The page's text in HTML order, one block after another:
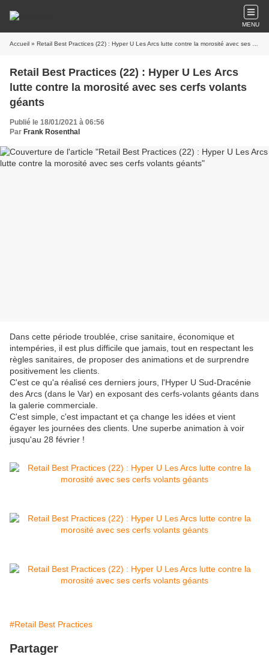
MENU
Accueil » Retail Best Practices (22) : Hyper U Les Arcs lutte contre la morosité avec ses cerfs volants géants
Retail Best Practices (22) : Hyper U Les Arcs
lutte contre la morosité avec ses cerfs volants
géants
Publié le 18/01/2021 à 06:56
Par Frank Rosenthal
Dans cette période troublée, crise sanitaire, économique et
intempéries, il est plus difficile que jamais, tout en respectant les
règles sanitaires, de proposer des animations et de surprendre
positivement les clients.
C'est ce qu'a réalisé ces derniers jours, l'Hyper U Sud-Dracénie
des Arcs (dans le Var) en exposant des cerfs-volants géants dans
la galerie commerciale.
C'est simple, c'est impactant et ça change les idées et vient
égayer les journées des clients. Une superbe animation à voir
jusqu'au 28 février !
#Retail Best Practices
Partager